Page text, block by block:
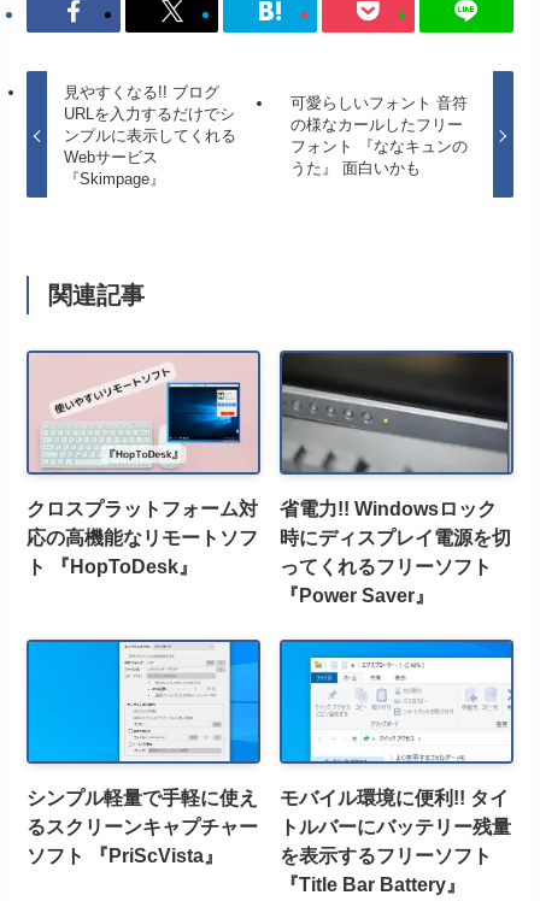
見やすくなる!! ブログ
URLを入力するだけでシ
ンプルに表示してくれる
Webサービス
『Skimpage』
可愛らしいフォント 音符
の様なカールしたフリー
フォント 『ななキュンの
うた』 面白いかも
関連記事
クロスプラットフォーム対
応の高機能なリモートソフ
ト 『HopToDesk』
省電力!! Windowsロック
時にディスプレイ電源を切
ってくれるフリーソフト
『Power Saver』
シンプル軽量で手軽に使え
るスクリーンキャプチャー
ソフト 『PriScVista』
モバイル環境に便利!! タイ
トルバーにバッテリー残量
を表示するフリーソフト
『Title Bar Battery』